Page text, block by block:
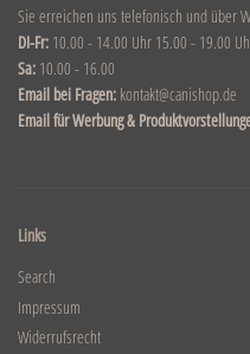
Sie erreichen uns telefonisch und über
DI-Fr: 10.00 - 14.00 Uhr 15.00 - 19.00
Sa: 10.00 - 16.00
Email bei Fragen: kontakt@canishop.de
Email für Werbung &
Links
Search
Impressum
Widerrufsrecht